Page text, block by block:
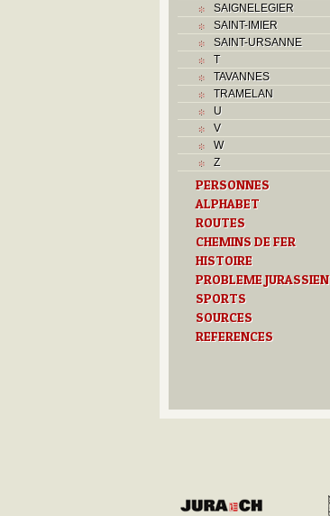
Problème jurassien
R
S
T
Textes
SAIGNELEGIER
SAINT-IMIER
SAINT-URSANNE
T
TAVANNES
TRAMELAN
U
V
W
Z
PERSONNES
ALPHABET
ROUTES
CHEMINS DE FER
HISTOIRE
PROBLEME JURASSIEN
SPORTS
SOURCES
REFERENCES